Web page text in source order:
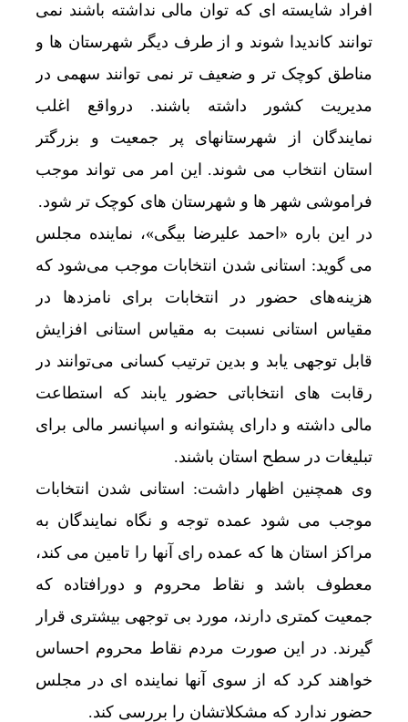
افراد شایسته ای که توان مالی نداشته باشند نمی
توانند کاندیدا شوند و از طرف دیگر شهرستان ها و
مناطق کوچک تر و ضعیف تر نمی توانند سهمی در
مدیریت کشور داشته باشند. درواقع اغلب
نمایندگان از شهرستانهای پر جمعیت و بزرگتر
استان انتخاب می شوند. این امر می تواند موجب
فراموشی شهر ها و شهرستان های کوچک تر شود.
در این باره «احمد علیرضا بیگی»، نماینده مجلس
می گوید: استانی شدن انتخابات موجب می‌شود که
هزینه‌های حضور در انتخابات برای نامزدها در
مقیاس استانی نسبت به مقیاس استانی افزایش
قابل توجهی یابد و بدین ترتیب کسانی می‌توانند در
رقابت های انتخاباتی حضور یابند که استطاعت
مالی داشته و دارای پشتوانه و اسپانسر مالی برای
تبلیغات در سطح استان باشند.
وی همچنین اظهار داشت: استانی شدن انتخابات
موجب می شود عمده توجه و نگاه نمایندگان به
مراکز استان ها که عمده رای آنها را تامین می کند،
معطوف باشد و نقاط محروم و دورافتاده که
جمعیت کمتری دارند، مورد بی توجهی بیشتری قرار
گیرند. در این صورت مردم نقاط محروم احساس
خواهند کرد که از سوی آنها نماینده ای در مجلس
حضور ندارد که مشکلاتشان را بررسی کند.